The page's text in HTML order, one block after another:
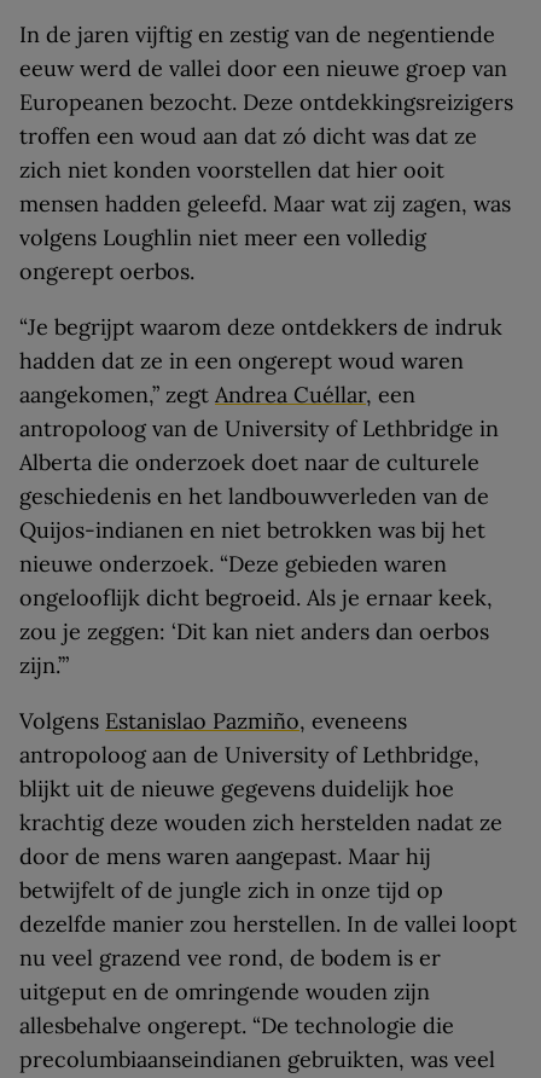
In de jaren vijftig en zestig van de negentiende
eeuw werd de vallei door een nieuwe groep van
Europeanen bezocht. Deze ontdekkingsreizigers
troffen een woud aan dat zó dicht was dat ze
zich niet konden voorstellen dat hier ooit
mensen hadden geleefd. Maar wat zij zagen, was
volgens Loughlin niet meer een volledig
ongerept oerbos.
“Je begrijpt waarom deze ontdekkers de indruk
hadden dat ze in een ongerept woud waren
aangekomen,” zegt Andrea Cuéllar, een
antropoloog van de University of Lethbridge in
Alberta die onderzoek doet naar de culturele
geschiedenis en het landbouwverleden van de
Quijos-indianen en niet betrokken was bij het
nieuwe onderzoek. “Deze gebieden waren
ongelooflijk dicht begroeid. Als je ernaar keek,
zou je zeggen: ‘Dit kan niet anders dan oerbos
zijn.’”
Volgens Estanislao Pazmiño, eveneens
antropoloog aan de University of Lethbridge,
blijkt uit de nieuwe gegevens duidelijk hoe
krachtig deze wouden zich herstelden nadat ze
door de mens waren aangepast. Maar hij
betwijfelt of de jungle zich in onze tijd op
dezelfde manier zou herstellen. In de vallei loopt
nu veel grazend vee rond, de bodem is er
uitgeput en de omringende wouden zijn
allesbehalve ongerept. “De technologie die
precolumbiaanseindianen gebruikten, was veel